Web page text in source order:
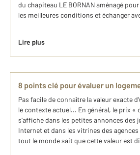
du chapiteau LE BORNAN aménagé
les meilleures conditions et échanger
Lire plus
8 points clé pour évaluer un
Pas facile de connaître la valeur exacte
le contexte actuel... En général, le prix «
s’affiche dans les petites annonces des
Internet et dans les vitrines des
tout le monde sait que cette valeur est